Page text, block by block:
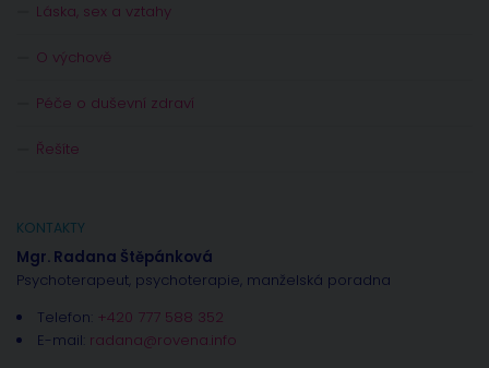
Láska, sex a vztahy
O výchově
Péče o duševní zdraví
Řešíte
KONTAKTY
Mgr. Radana Štěpánková
Psychoterapeut, psychoterapie, manželská poradna
Telefon: +420 777 588 352
E-mail: radana@rovena.info